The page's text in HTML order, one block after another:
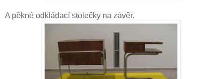
A pěkné odkládací stolečky na závěr.